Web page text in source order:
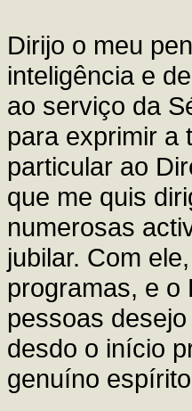
Dirijo o meu
inteligência e
ao serviço da
para exprimir a
particular ao
que me quis
numerosas
jubilar. Com
programas, e o
pessoas
desdo o início
genuíno